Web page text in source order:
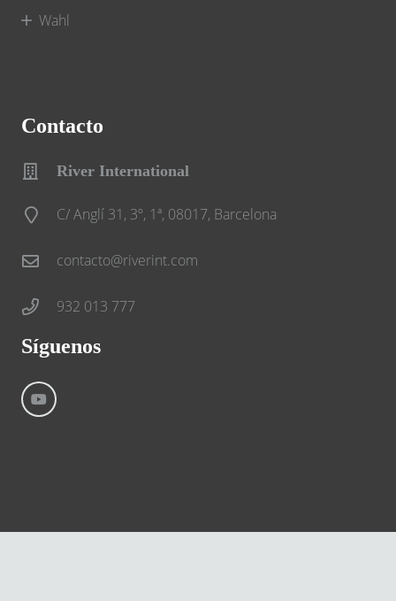
Wahl
Contacto
River International
C/ Anglí 31, 3º, 1ª, 08017, Barcelona
contacto@riverint.com
932 013 777
Síguenos